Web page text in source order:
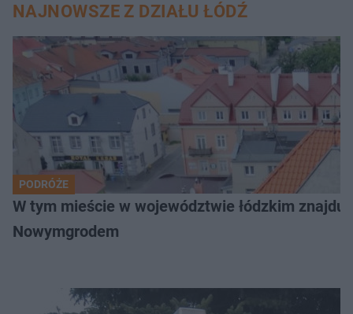
NAJNOWSZE Z DZIAŁU ŁÓDŹ
PODRÓŻE
W tym mieście w województwie łódzkim
Nowymgrodem